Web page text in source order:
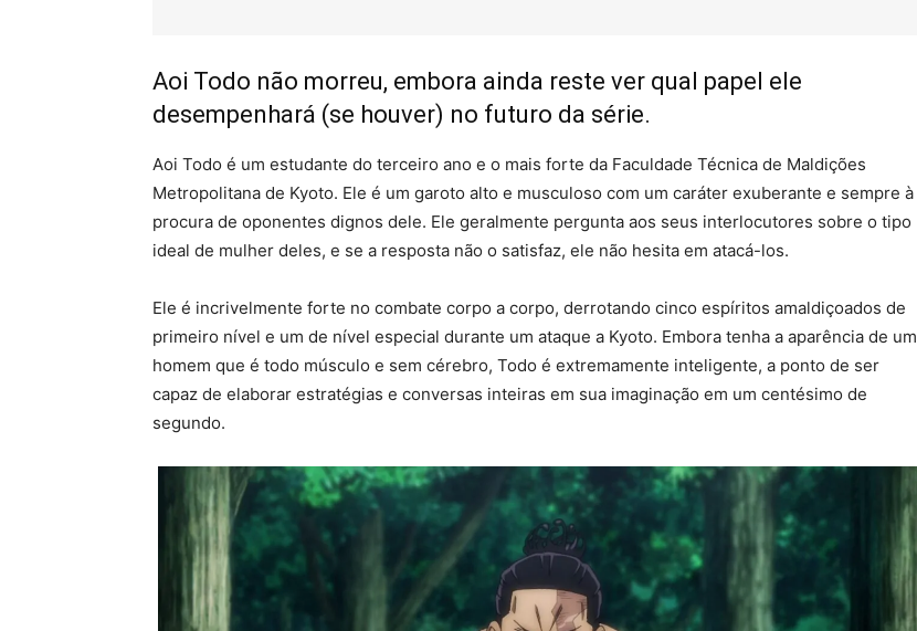
Aoi Todo não morreu, embora ainda reste ver qual papel ele
desempenhará (se houver) no futuro da série.
Aoi Todo é um estudante do terceiro ano e o mais forte da Faculdade Técnica de Maldições
Metropolitana de Kyoto. Ele é um garoto alto e musculoso com um caráter exuberante e sempre à
procura de oponentes dignos dele. Ele geralmente pergunta aos seus interlocutores sobre o tipo
ideal de mulher deles, e se a resposta não o satisfaz, ele não hesita em atacá-los.
Ele é incrivelmente forte no combate corpo a corpo, derrotando cinco espíritos amaldiçoados de
primeiro nível e um de nível especial durante um ataque a Kyoto. Embora tenha a aparência de um
homem que é todo músculo e sem cérebro, Todo é extremamente inteligente, a ponto de ser
capaz de elaborar estratégias e conversas inteiras em sua imaginação em um centésimo de
segundo.